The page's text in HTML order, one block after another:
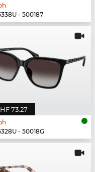
- 500187
73.27
- 50018G